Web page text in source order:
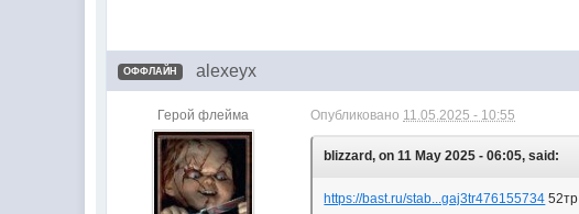
ОФФЛАЙН alexeyx
Герой флейма Опубликовано 11.05.2025 - 10:55
blizzard, on 11 May 2025 - 06:05, said:
https://bast.ru/stab...gaj3tr476155734 52тр